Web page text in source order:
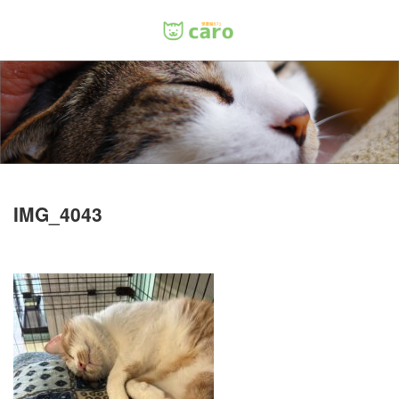
IMG_4043
Menu
ホーム
料金
里親について
お問い合わせ